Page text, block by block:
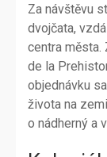
Za návštěvu
dvojčata,
centra města.
de la
objednávku
života na
o nádherný a